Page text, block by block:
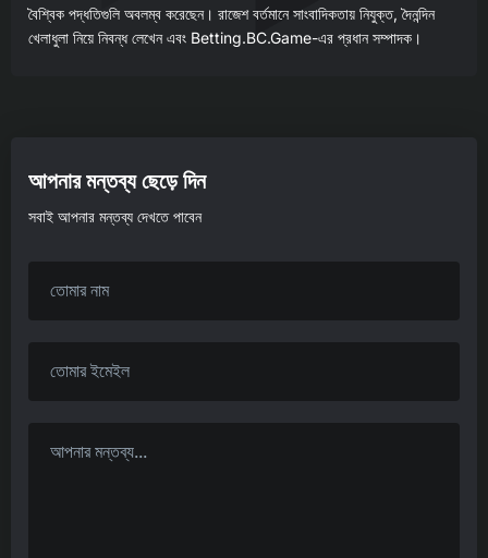
বৈশ্বিক পদ্ধতিগুলি অবলম্ব করেছেন। রাজেশ বর্তমানে সাংবাদিকতায় নিযুক্ত, দৈনন্দিন
খেলাধুলা নিয়ে নিবন্ধ লেখেন এবং Betting.BC.Game-এর প্রধান সম্পাদক।
আপনার মন্তব্য ছেড়ে দিন
সবাই আপনার মন্তব্য দেখতে পাবেন